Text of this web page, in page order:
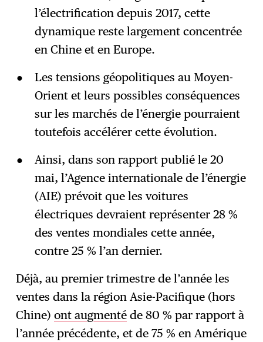
l’électrification depuis 2017, cette
dynamique reste largement concentrée
en Chine et en Europe.
Les tensions géopolitiques au Moyen-
Orient et leurs possibles conséquences
sur les marchés de l’énergie pourraient
toutefois accélérer cette évolution.
Ainsi, dans son rapport publié le 20
mai, l’Agence internationale de l’énergie
(AIE) prévoit que les voitures
électriques devraient représenter 28 %
des ventes mondiales cette année,
contre 25 % l’an dernier.
Déjà, au premier trimestre de l’année les
ventes dans la région Asie-Pacifique (hors
Chine)ont augmenté de 80 % par rapport à
l’année précédente, et de 75 % en Amérique